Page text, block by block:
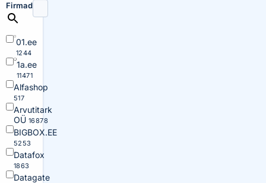
Firmad
01.ee
1244
1a.ee
11471
Alfashop
517
Arvutitark
OÜ 16878
BIGBOX.EE
5253
Datafox
1863
Datagate